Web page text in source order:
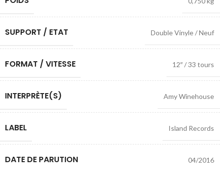
SUPPORT / ETAT Double Vinyle / Neuf
FORMAT / VITESSE 12″ / 33 tours
INTERPRÈTE(S) Amy Winehouse
LABEL Island Records
DATE DE PARUTION 04/2016